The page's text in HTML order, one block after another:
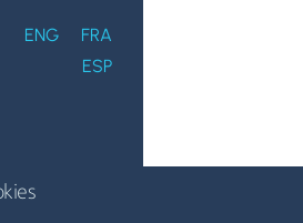
ENG
FRA
ESP